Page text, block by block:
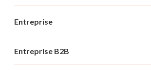
Entreprise
Entreprise B2B